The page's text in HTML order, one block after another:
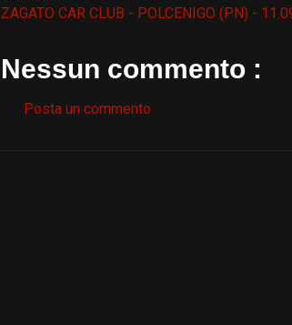
ZAGATO CAR CLUB - POLCENIGO (PN) -
Nessun commento :
Posta un commento